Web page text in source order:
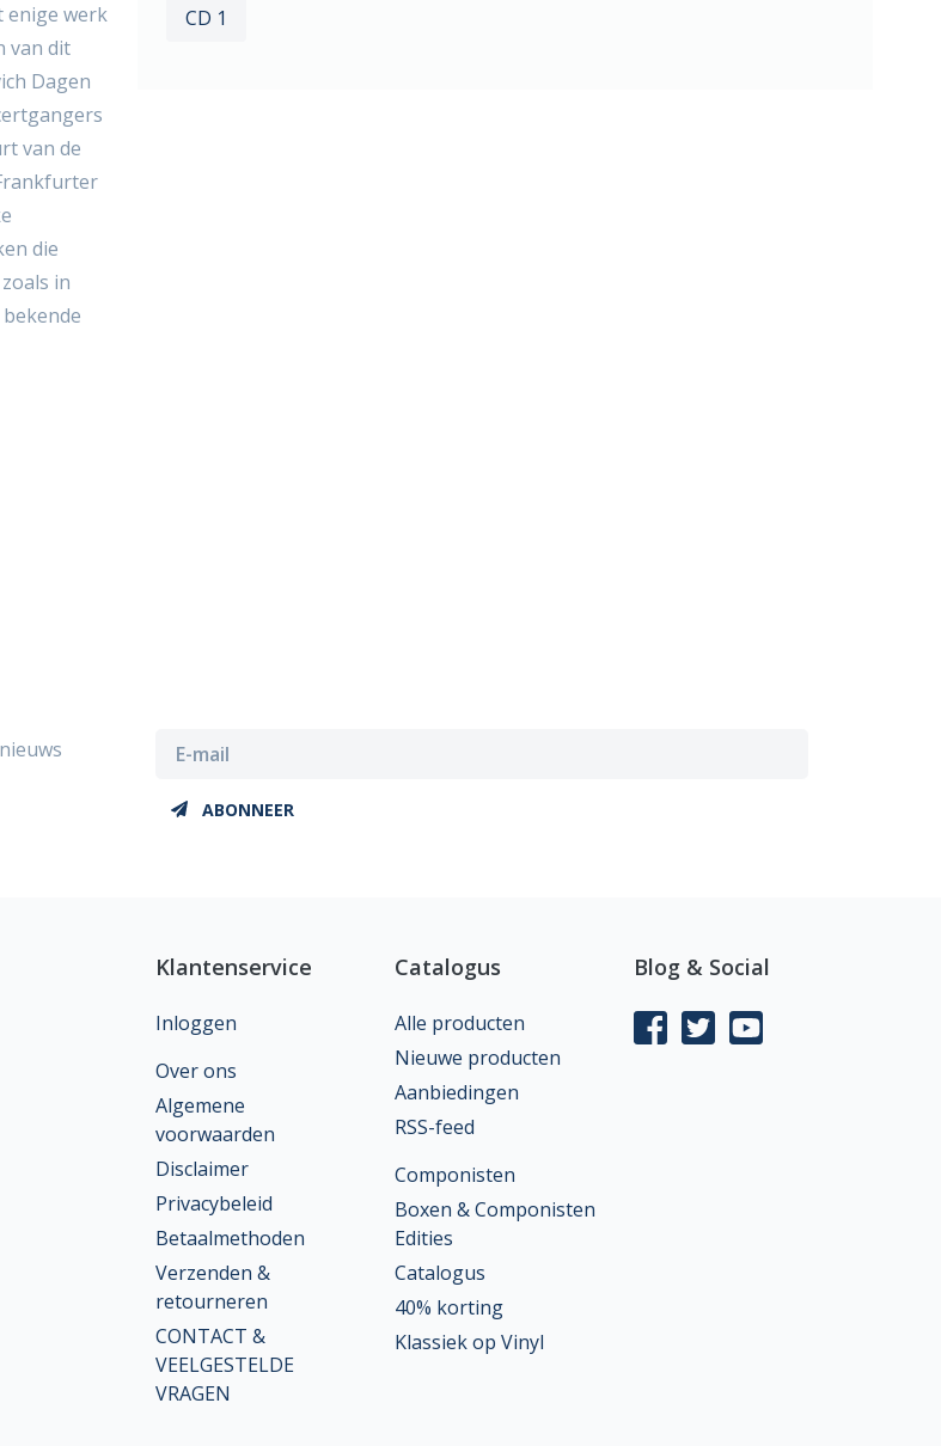
enige werk
van dit
Dagen
van de
die
in
CD 1
ABONNEER
Klantenservice
Inloggen
Over ons
Algemene
voorwaarden
Disclaimer
Privacybeleid
Betaalmethoden
Verzenden &
retourneren
CONTACT &
VEELGESTELDE
VRAGEN
Catalogus
Alle producten
Nieuwe producten
Aanbiedingen
RSS-feed
Componisten
Boxen & Componisten
Edities
Catalogus
40% korting
Klassiek op Vinyl
Blog & Social